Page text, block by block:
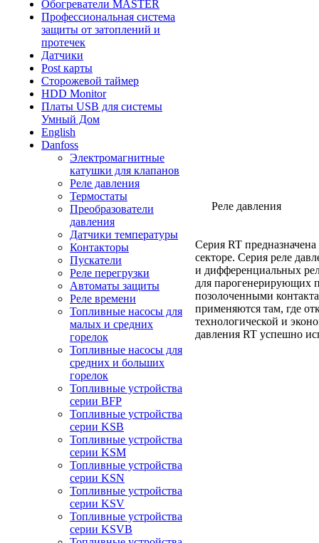
Обогреватели MASTER
Профессиональная система
защиты от затоплений и
протечек
Датчики
Post карты
Сторожевой таймер
HDD Monitor
Платы USB для системы
Умный Дом
English
Danfoss
Электромагнитные
катушки для клапанов
Реле давления
Термостаты
Преобразователи
давления
Датчики температуры
Контакторы
Пускатели
Реле перегрузки
Автоматы защиты
Реле времени
Топливные насосы для
малых и средних
горелок
Топливные насосы для
средних и больших
горелок
Топливные устройства
серии BFP
Топливные устройства
серии KSB
Топливные устройства
серии KSM
Топливные устройства
серии KSN
Топливные устройства
серии KSV
Топливные устройства
серии KSVB
Реле давления
Серия RT
секторе. Серия реле
и дифференциальных
для парогенерирующих
позолоченными
применяются там, где
технологической и
давления RT успешно